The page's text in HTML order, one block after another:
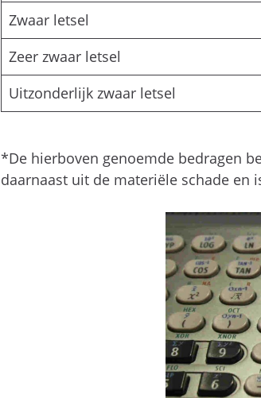
Zwaar letsel
Zeer zwaar letsel
Uitzonderlijk zwaar letsel
*De hierboven genoemde bedragen
daarnaast uit de materiële schade en